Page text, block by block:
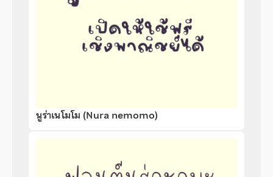
นูร่าเนโมโม (Nura nemomo)